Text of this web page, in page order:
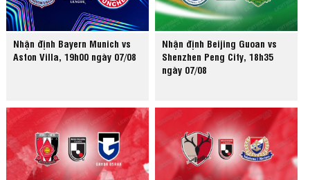
Nhận định Bayern Munich vs
Aston Villa, 19h00 ngày 07/08
Nhận định Beijing Guoan vs
Shenzhen Peng City, 18h35
ngày 07/08